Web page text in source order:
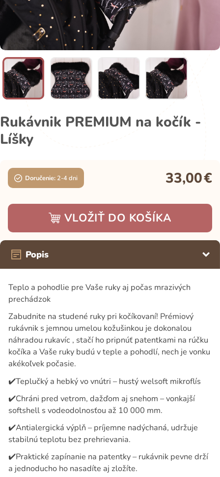
Rukávnik PREMIUM na kočík -
Líšky
Doručenie: 2-4 dni 33,00€
VLOŽIŤ DO KOŠÍKA
Popis
Teplo a pohodlie pre Vaše ruky aj počas mrazivých
prechádzok
Zabudnite na studené ruky pri kočíkovaní! Prémiový
rukávnik s jemnou umelou kožušinkou je dokonalou
náhradou rukavíc , stačí ho pripnúť patentkami na rúčku
kočíka a Vaše ruky budú v teple a pohodlí, nech je vonku
akékoľvek počasie.
✔️Teplučký a hebký vo vnútri – hustý welsoft mikroflís
✔️Chráni pred vetrom, dažďom aj snehom – vonkajší
softshell s vodeodolnosťou až 10 000 mm.
✔️Antialergická výplň – príjemne nadýchaná, udržuje
stabilnú teplotu bez prehrievania.
✔️Praktické zapínanie na patentky – rukávnik pevne drží
a jednoducho ho nasadíte aj zložíte.